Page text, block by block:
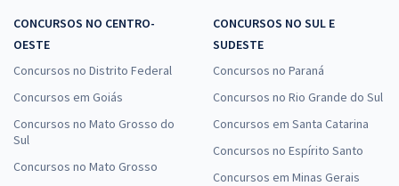
CONCURSOS NO CENTRO-
OESTE
Concursos no Distrito Federal
Concursos em Goiás
Concursos no Mato Grosso do
Sul
Concursos no Mato Grosso
CONCURSOS NO SUL E
SUDESTE
Concursos no Paraná
Concursos no Rio Grande do Sul
Concursos em Santa Catarina
Concursos no Espírito Santo
Concursos em Minas Gerais